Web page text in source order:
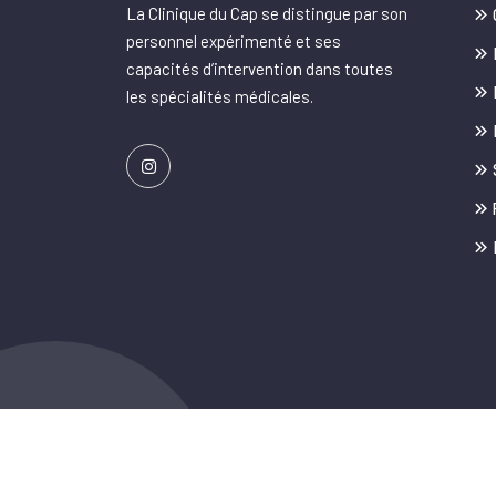
La Clinique du Cap se distingue par son
personnel expérimenté et ses
capacités d’intervention dans toutes
les spécialités médicales.